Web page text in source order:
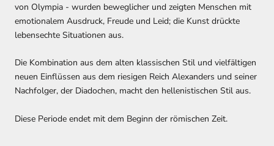
von Olympia - wurden beweglicher und zeigten Menschen mit
emotionalem Ausdruck, Freude und Leid; die Kunst drückte
lebensechte Situationen aus.
Die Kombination aus dem alten klassischen Stil und vielfältigen
neuen Einflüssen aus dem riesigen Reich Alexanders und seiner
Nachfolger, der Diadochen, macht den hellenistischen Stil aus.
Diese Periode endet mit dem Beginn der römischen Zeit.